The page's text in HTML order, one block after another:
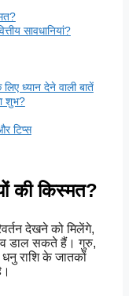
सावधानियां?
ध्यान देने वाली बातें
शुभ?
टिप्स
की किस्मत?
देखने को मिलेंगे,
डाल सकते हैं। गुरु,
राशि के जातकों